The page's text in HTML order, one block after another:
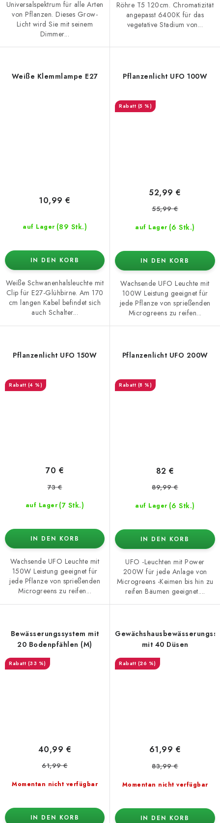
Universalspektrum für alle Arten
von Pflanzen. Dieses Grow-
Licht wird Sie mit seinem
Dimmer...
Röhre T5 120cm. Chromatizität
angepasst 6400K für das
vegetative Stadium von...
Weiße Klemmlampe E27
auf Lager (89 Stk.)
10,99 €
IN DEN KORB
Weiße Schwanenhalsleuchte mit
Clip für E27-Glühbirne. Am 170
cm langen Kabel befindet sich
auch Schalter...
Pflanzenlicht UFO 100W
(5 %)
auf Lager (6 Stk.)
52,99 €
55,99 €
IN DEN KORB
Wachsende UFO Leuchte mit
100W Leistung geeignet für
jede Pflanze von sprießenden
Microgreens zu reifen...
Pflanzenlicht UFO 150W
(4 %)
auf Lager (7 Stk.)
70 €
73 €
IN DEN KORB
Wachsende UFO Leuchte mit
150W Leistung geeignet für
jede Pflanze von sprießenden
Microgreens zu reifen...
Pflanzenlicht UFO 200W
(8 %)
auf Lager (6 Stk.)
82 €
89,99 €
IN DEN KORB
UFO -Leuchten mit Power
200W für jede Anlage von
Microgreens -Keimen bis hin zu
reifen Bäumen geeignet....
Bewässerungssystem mit
20 Bodenpfählen (M)
(33 %)
Momentan nicht verfügbar
40,99 €
61,99 €
IN DEN KORB
mit 40 Düsen
(26 %)
Momentan nicht verfügbar
61,99 €
83,99 €
IN DEN KORB